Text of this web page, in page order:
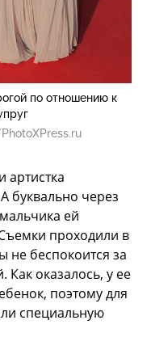
по отношению к
буквально через
ей
проходили в
не беспокоится за
Как оказалось, у ее
поэтому для
специальную